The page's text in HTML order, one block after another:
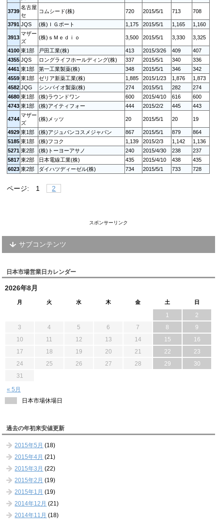
3739
名古屋
セ
コムシード(株) 720 2015/5/1 713 708
3791 JQS (株)ＩＧポート 1,175 2015/5/1 1,165 1,160
3913
マザー
ズ
(株)ｓＭｅｄｉｏ 3,500 2015/5/1 3,330 3,325
4100 東1部 戸田工業(株) 413 2015/3/26 409
407
4355 JQS ロングライフホールディング(株) 337 2015/5/1 340
336
4461 東1部 第一工業製薬(株) 348 2015/5/1 346
342
4559 東1部 ゼリア新薬工業(株) 1,885 2015/1/23 1,876
1,873
4582 JQG シンバイオ製薬(株) 274 2015/5/1 282
274
4680 東1部 (株)ラウンドワン 600 2015/4/10 616
600
4743 東1部 (株)アイティフォー 444 2015/2/2 445 443
4744
マザー
ズ
(株)メッツ 20 2015/5/1 20 19
4929 東1部 (株)アジュバンコスメジャパン 867 2015/5/1 879
864
5185 東1部 (株)フコク 1,139 2015/2/3 1,142
1,136
5271 東2部 (株)トーヨーアサノ 240 2015/4/30 238
237
5817 東2部 日本電線工業(株) 435 2015/4/10 438
435
6023 東2部 ダイハツディーゼル(株) 734 2015/5/1 733 728
ページ: 1 2
スポンサーリンク
サブコンテンツ
日本市場営業日カレンダー
2026年8月
月 火 水 木 金 土 日
« 5月
1
2
3
4 5 6 7 8
9
10
11 12 13 14 15
16
17
18 19 20 21 22
23
24
25 26 27 28 29
30
31
日本市場休場日
過去の年初来安値更新
2015年5月 (18)
2015年4月 (21)
2015年3月 (22)
2015年2月 (19)
2015年1月 (19)
2014年12月 (21)
2014年11月 (18)